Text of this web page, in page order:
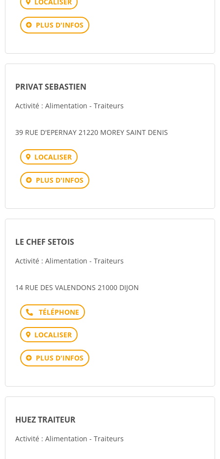
PLUS D'INFOS
PRIVAT SEBASTIEN
Activité : Alimentation - Traiteurs
39 RUE D'EPERNAY 21220 MOREY SAINT DENIS
LOCALISER
PLUS D'INFOS
LE CHEF SETOIS
Activité : Alimentation - Traiteurs
14 RUE DES VALENDONS 21000 DIJON
Téléphone
LOCALISER
PLUS D'INFOS
HUEZ TRAITEUR
Activité : Alimentation - Traiteurs